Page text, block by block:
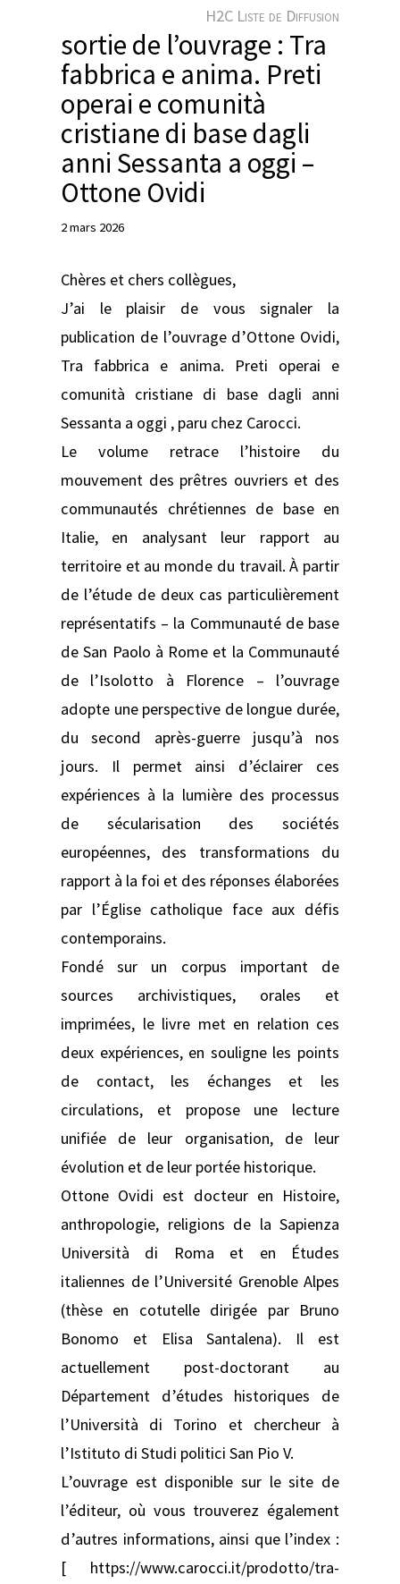
H2C Liste de Diffusion
sortie de l’ouvrage : Tra
fabbrica e anima. Preti
operai e comunità
cristiane di base dagli
anni Sessanta a oggi –
Ottone Ovidi
2 mars 2026
Chères et chers collègues,
J’ai le plaisir de vous signaler la
publication de l’ouvrage d’Ottone Ovidi,
Tra fabbrica e anima. Preti operai e
comunità cristiane di base dagli anni
Sessanta a oggi , paru chez Carocci.
Le volume retrace l’histoire du
mouvement des prêtres ouvriers et des
communautés chrétiennes de base en
Italie, en analysant leur rapport au
territoire et au monde du travail. À partir
de l’étude de deux cas particulièrement
représentatifs – la Communauté de base
de San Paolo à Rome et la Communauté
de l’Isolotto à Florence – l’ouvrage
adopte une perspective de longue durée,
du second après-guerre jusqu’à nos
jours. Il permet ainsi d’éclairer ces
expériences à la lumière des processus
de sécularisation des sociétés
européennes, des transformations du
rapport à la foi et des réponses élaborées
par l’Église catholique face aux défis
contemporains.
Fondé sur un corpus important de
sources archivistiques, orales et
imprimées, le livre met en relation ces
deux expériences, en souligne les points
de contact, les échanges et les
circulations, et propose une lecture
unifiée de leur organisation, de leur
évolution et de leur portée historique.
Ottone Ovidi est docteur en Histoire,
anthropologie, religions de la Sapienza
Università di Roma et en Études
italiennes de l’Université Grenoble Alpes
(thèse en cotutelle dirigée par Bruno
Bonomo et Elisa Santalena). Il est
actuellement post-doctorant au
Département d’études historiques de
l’Università di Torino et chercheur à
l’Istituto di Studi politici San Pio V.
L’ouvrage est disponible sur le site de
l’éditeur, où vous trouverez également
d’autres informations, ainsi que l’index :
[ https://www.carocci.it/prodotto/tra-